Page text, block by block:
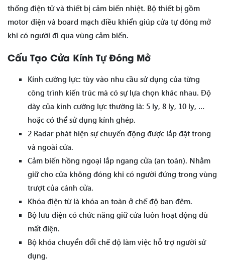
thống điện tử và thiết bị cảm biến nhiệt. Bộ thiết bị gồm
motor điện và board mạch điều khiển giúp cửa tự đóng mở
khi có người đi qua vùng cảm biến.
Cấu Tạo Cửa Kính Tự Đóng Mở
Kính cường lực: tùy vào nhu cầu sử dụng của từng
công trình kiến trúc mà có sự lựa chọn khác nhau. Độ
dày của kính cường lực thường là: 5 ly, 8 ly, 10 ly, …
hoặc có thể sử dụng kính ghép.
2 Radar phát hiện sự chuyển động được lắp đặt trong
và ngoài cửa.
Cảm biến hồng ngoại lắp ngang cửa (an toàn). Nhằm
giữ cho cửa không đóng khi có người đứng trong vùng
trượt của cánh cửa.
Khóa điện từ là khóa an toàn ở chế độ ban đêm.
Bộ lưu điện có chức năng giữ cửa luôn hoạt động dù
mất điện.
Bộ khóa chuyển đổi chế độ làm việc hỗ trợ người sử
dụng.